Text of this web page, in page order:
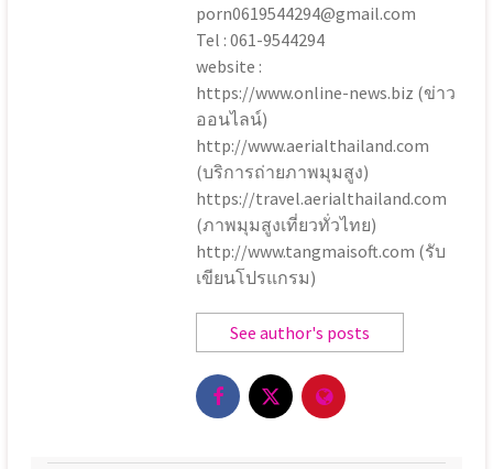
porn0619544294@gmail.com
Tel : 061-9544294
website :
https://www.online-news.biz (ข่าว
ออนไลน์)
http://www.aerialthailand.com
(บริการถ่ายภาพมุมสูง)
https://travel.aerialthailand.com
(ภาพมุมสูงเที่ยวทั่วไทย)
http://www.tangmaisoft.com (รับ
เขียนโปรแกรม)
See author's posts